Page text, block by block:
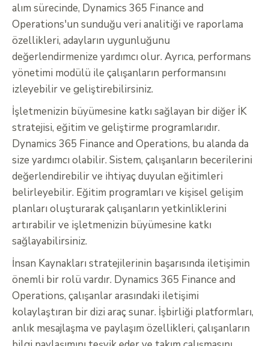
alım sürecinde, Dynamics 365 Finance and
Operations'un sunduğu veri analitiği ve raporlama
özellikleri, adayların uygunluğunu
değerlendirmenize yardımcı olur. Ayrıca, performans
yönetimi modülü ile çalışanların performansını
izleyebilir ve geliştirebilirsiniz.
İşletmenizin büyümesine katkı sağlayan bir diğer İK
stratejisi, eğitim ve geliştirme programlarıdır.
Dynamics 365 Finance and Operations, bu alanda da
size yardımcı olabilir. Sistem, çalışanların becerilerini
değerlendirebilir ve ihtiyaç duyulan eğitimleri
belirleyebilir. Eğitim programları ve kişisel gelişim
planları oluşturarak çalışanların yetkinliklerini
artırabilir ve işletmenizin büyümesine katkı
sağlayabilirsiniz.
İnsan Kaynakları stratejilerinin başarısında iletişimin
önemli bir rolü vardır. Dynamics 365 Finance and
Operations, çalışanlar arasındaki iletişimi
kolaylaştıran bir dizi araç sunar. İşbirliği platformları,
anlık mesajlaşma ve paylaşım özellikleri, çalışanların